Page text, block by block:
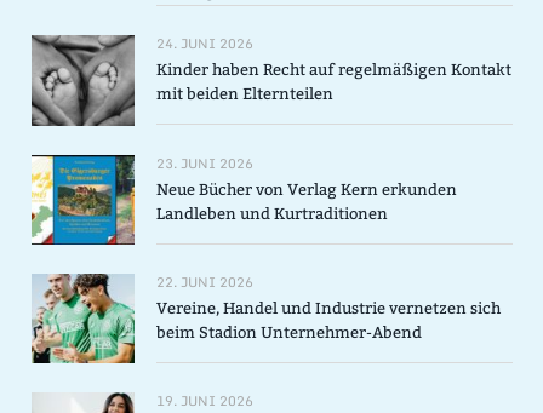
24. JUNI 2026
Kinder haben Recht auf regelmäßigen Kontakt
mit beiden Elternteilen
23. JUNI 2026
Neue Bücher von Verlag Kern erkunden
Landleben und Kurtraditionen
22. JUNI 2026
Vereine, Handel und Industrie vernetzen sich
beim Stadion Unternehmer-Abend
19. JUNI 2026